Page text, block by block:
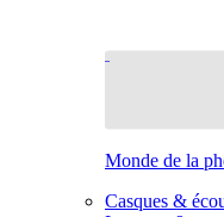
Monde de la
Casques &